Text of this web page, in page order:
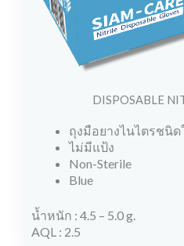
DISPOSABLE
ถุงมือยางไนไตรชนิ
ไม่มีแป้ง
Non-Sterile
Blue
น้ำหนัก : 4.5 – 5.0 g.
AQL : 2.5